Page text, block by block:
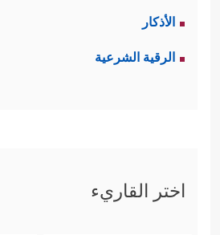
الأذكار
الرقية الشرعية
اختر القاريء